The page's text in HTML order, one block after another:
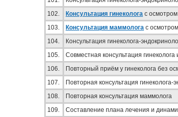
102.
Консультация гинеколога с осмотром
103.
Консультация маммолога с осмотром
104.
Консультация гинеколога-
105.
Совместная консультация
106.
Повторный приём у гинеколога без
107.
Повторная консультация гинеколога-
108.
Повторная консультация маммолога
109.
Составление плана лечения и